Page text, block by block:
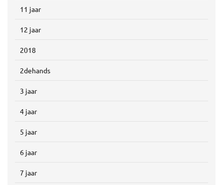
11 jaar
12 jaar
2018
2dehands
3 jaar
4 jaar
5 jaar
6 jaar
7 jaar